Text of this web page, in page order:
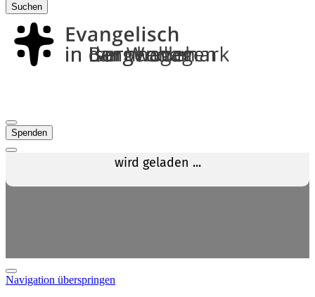
Suchen
Spenden
Navigation überspringen